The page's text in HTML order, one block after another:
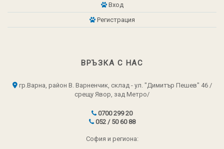
Вход
Регистрация
ВРЪЗКА С НАС
гр.Варна, район В. Варненчик, склад - ул. "Димитър Пешев" 46 /
срещу Явор, зад Метро/
0700 299 20
052 / 50 60 88
София и региона: